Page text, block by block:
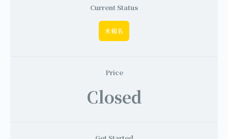
Current Status
未報名
Price
Closed